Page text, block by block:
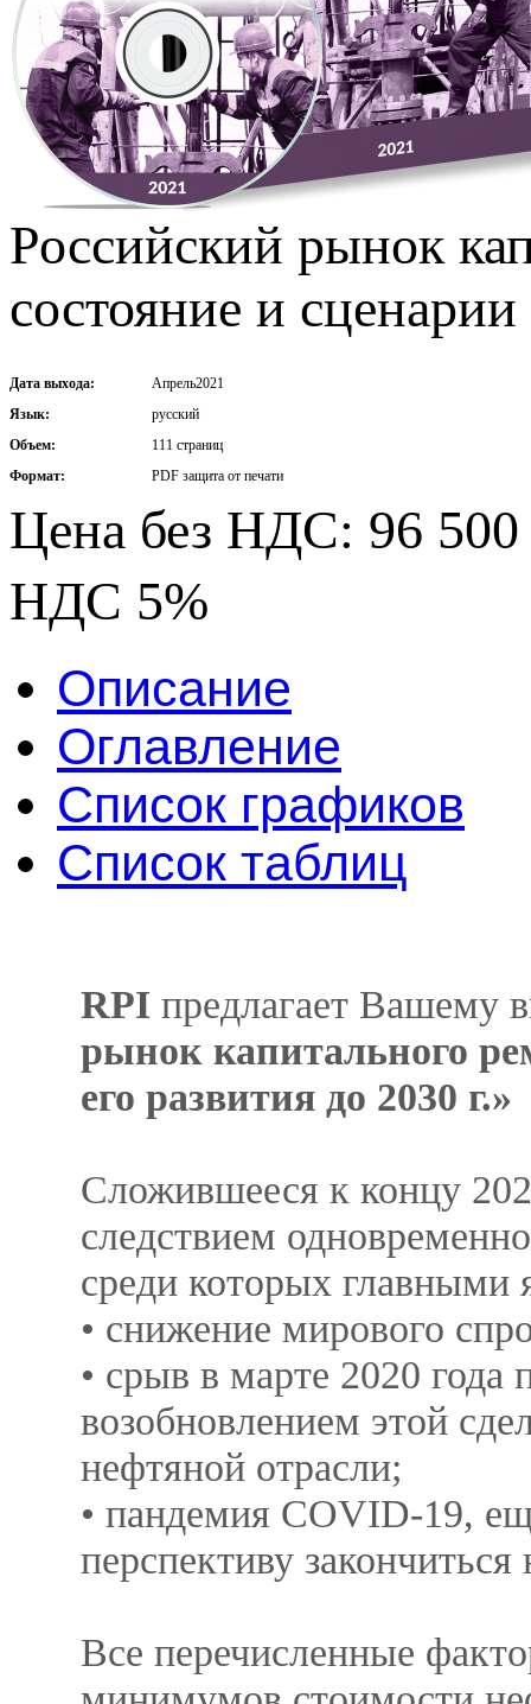
Российский рынок
состояние и
Дата выхода:
Апрель2021
Язык:
русский
Объем:
111 страниц
Формат:
PDF защита от печати
Цена без НДС: 96 500
НДС 5%
Описание
Оглавление
Список графиков
Список таблиц
RPI предлагает Вашему
рынок капитального
его развития до 2030 г.»
Сложившееся к концу
следствием
среди которых главными
• снижение мирового
• срыв в марте 2020
возобновлением этой
нефтяной отрасли;
• пандемия COVID-19,
перспективу
Все перечисленные